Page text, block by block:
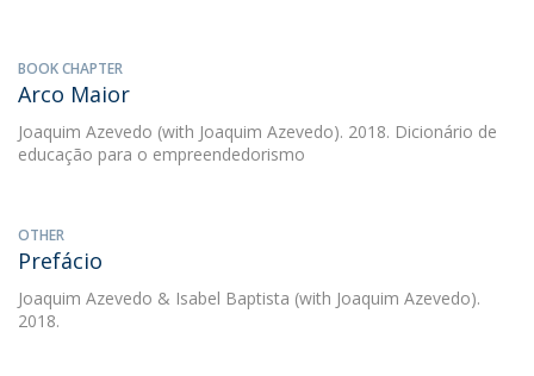
BOOK CHAPTER
Arco Maior
Joaquim Azevedo (with Joaquim Azevedo). 2018. Dicionário de
educação para o empreendedorismo
OTHER
Prefácio
Joaquim Azevedo & Isabel Baptista (with Joaquim Azevedo).
2018.